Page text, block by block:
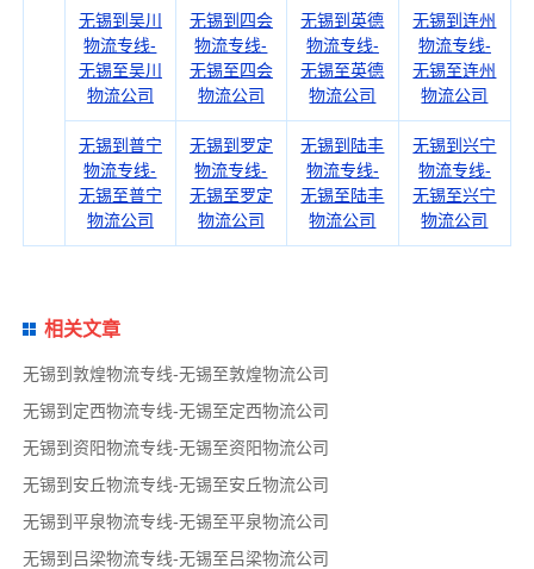
无锡到吴川
物流专线-
无锡至吴川
物流公司
无锡到四会
物流专线-
无锡至四会
物流公司
无锡到英德
物流专线-
无锡至英德
物流公司
无锡到连州
物流专线-
无锡至连州
物流公司
无锡到普宁
物流专线-
无锡至普宁
物流公司
无锡到罗定
物流专线-
无锡至罗定
物流公司
无锡到陆丰
物流专线-
无锡至陆丰
物流公司
无锡到兴宁
物流专线-
无锡至兴宁
物流公司
相关文章
无锡到敦煌物流专线-无锡至敦煌物流公司
无锡到定西物流专线-无锡至定西物流公司
无锡到资阳物流专线-无锡至资阳物流公司
无锡到安丘物流专线-无锡至安丘物流公司
无锡到平泉物流专线-无锡至平泉物流公司
无锡到吕梁物流专线-无锡至吕梁物流公司